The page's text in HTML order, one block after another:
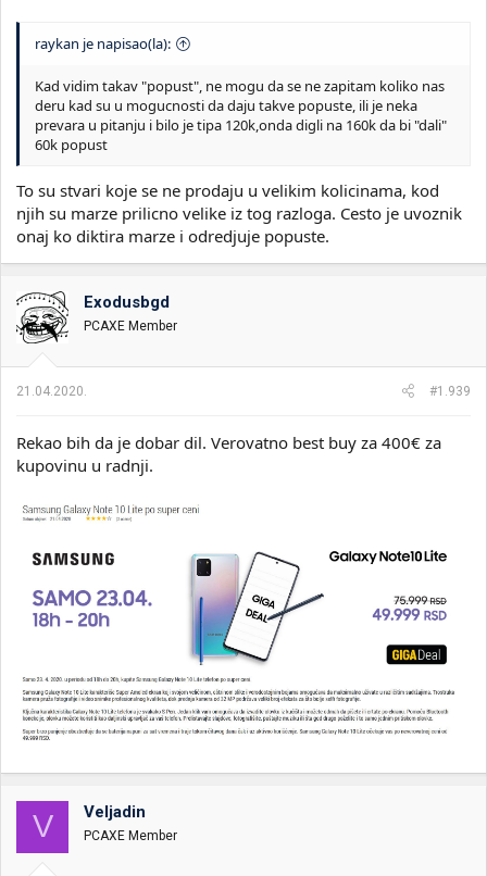
raykan je napisao(la):
Kad vidim takav "popust", ne mogu da se ne zapitam koliko nas
deru kad su u mogucnosti da daju takve popuste, ili je neka
prevara u pitanju i bilo je tipa 120k,onda digli na 160k da bi "dali"
60k popust
To su stvari koje se ne prodaju u velikim kolicinama, kod
njih su marze prilicno velike iz tog razloga. Cesto je uvoznik
onaj ko diktira marze i odredjuje popuste.
Exodusbgd
PCAXE Member
21.04.2020. #1.939
Rekao bih da je dobar dil. Verovatno best buy za 400€ za
kupovinu u radnji.
V Veljadin
PCAXE Member